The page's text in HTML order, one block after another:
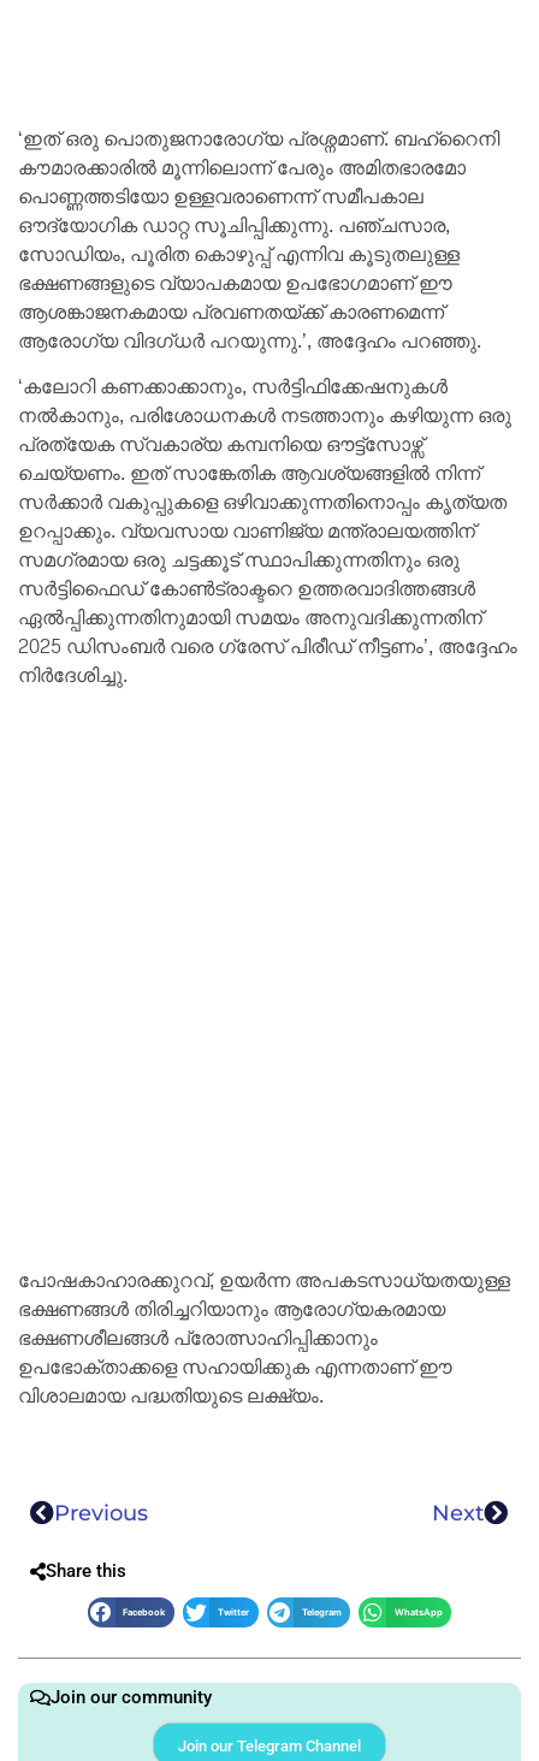
‘ഇത് ഒരു പൊതുജനാരോഗ്യ പ്രശ്നമാണ്. ബഹ്റൈനി
കൗമാരക്കാരില്‍ മൂന്നിലൊന്ന് പേരും അമിതഭാരമോ
പൊണ്ണത്തടിയോ ഉള്ളവരാണെന്ന് സമീപകാല
ഔദ്യോഗിക ഡാറ്റ സൂചിപ്പിക്കുന്നു. പഞ്ചസാര,
സോഡിയം, പൂരിത കൊഴുപ്പ് എന്നിവ കൂടുതലുള്ള
ഭക്ഷണങ്ങളുടെ വ്യാപകമായ ഉപഭോഗമാണ് ഈ
ആശങ്കാജനകമായ പ്രവണതയ്ക്ക് കാരണമെന്ന്
ആരോഗ്യ വിദഗ്ധര്‍ പറയുന്നു.’, അദ്ദേഹം പറഞ്ഞു.
‘കലോറി കണക്കാക്കാനും, സര്‍ട്ടിഫിക്കേഷനുകള്‍
നല്‍കാനും, പരിശോധനകള്‍ നടത്താനും കഴിയുന്ന ഒരു
പ്രത്യേക സ്വകാര്യ കമ്പനിയെ ഔട്ട്സോഴ്സ്
ചെയ്യണം. ഇത് സാങ്കേതിക ആവശ്യങ്ങളില്‍ നിന്ന്
സര്‍ക്കാര്‍ വകുപ്പുകളെ ഒഴിവാക്കുന്നതിനൊപ്പം കൃത്യത
ഉറപ്പാക്കും. വ്യവസായ വാണിജ്യ മന്ത്രാലയത്തിന്
സമഗ്രമായ ഒരു ചട്ടക്കൂട് സ്ഥാപിക്കുന്നതിനും ഒരു
സര്‍ട്ടിഫൈഡ് കോണ്‍ട്രാക്ടറെ ഉത്തരവാദിത്തങ്ങള്‍
ഏല്‍പ്പിക്കുന്നതിനുമായി സമയം അനുവദിക്കുന്നതിന്
2025 ഡിസംബര്‍ വരെ ഗ്രേസ് പിരീഡ് നീട്ടണം’, അദ്ദേഹം
നിര്‍ദേശിച്ചു.
പോഷകാഹാരക്കുറവ്, ഉയര്‍ന്ന അപകടസാധ്യതയുള്ള
ഭക്ഷണങ്ങള്‍ തിരിച്ചറിയാനും ആരോഗ്യകരമായ
ഭക്ഷണശീലങ്ങള്‍ പ്രോത്സാഹിപ്പിക്കാനും
ഉപഭോക്താക്കളെ സഹായിക്കുക എന്നതാണ് ഈ
വിശാലമായ പദ്ധതിയുടെ ലക്ഷ്യം.
Previous Next
Share this
Facebook Twitter Telegram WhatsApp
Join our community
Join our Telegram Channel